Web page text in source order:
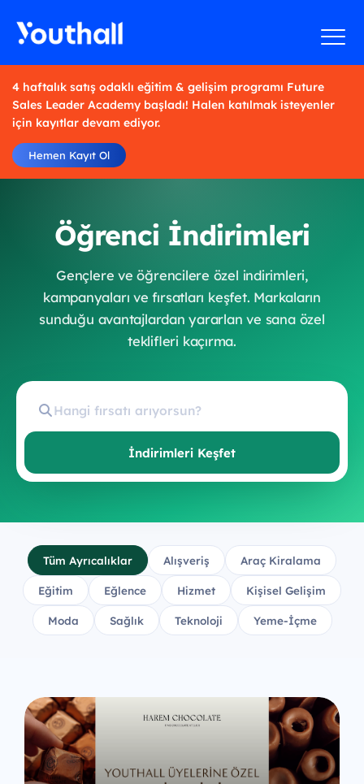
4 haftalık satış odaklı eğitim & gelişim programı Future
Sales Leader Academy başladı! Halen katılmak isteyenler
için kayıtlar devam ediyor.
Hemen Kayıt Ol
Öğrenci İndirimleri
Gençlere ve öğrencilere özel indirimleri,
kampanyaları ve fırsatları keşfet. Markaların
sunduğu avantajlardan yararlan ve sana özel
teklifleri kaçırma.
İndirimleri Keşfet
Tüm Ayrıcalıklar Alışveriş Araç Kiralama
Eğitim Eğlence Hizmet Kişisel Gelişim
Moda Sağlık Teknoloji Yeme-İçme